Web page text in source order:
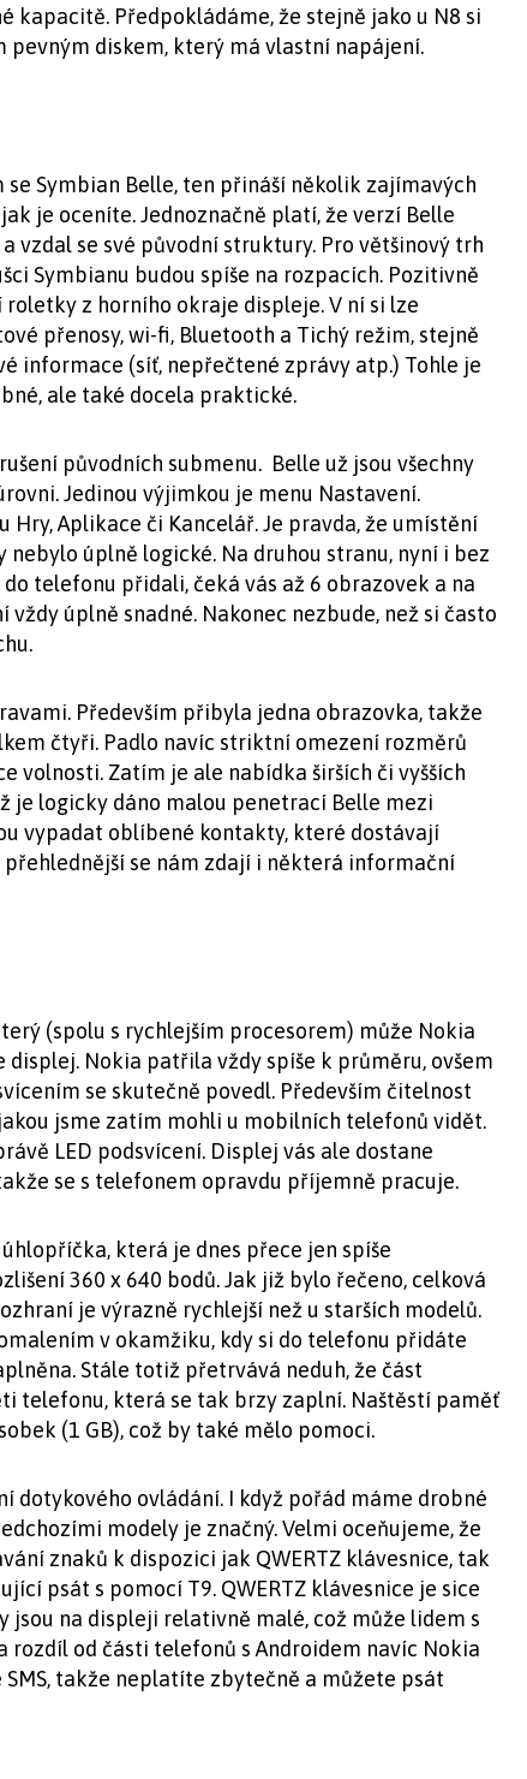
kapacitě. Předpokládáme, že stejně jako u N8 si
diskem, který má vlastní napájení.
Symbian Belle, ten přináší několik zajímavých
je oceníte. Jednoznačně platí, že verzí Belle
vzdal se své původní struktury. Pro většinový trh
Symbianu budou spíše na rozpacích. Pozitivně
z horního okraje displeje. V ní si lze
přenosy, wi-fi, Bluetooth a Tichý režim, stejně
informace (síť, nepřečtené zprávy atp.) Tohle je
ale také docela praktické.
původních submenu. Belle už jsou všechny
Jedinou výjimkou je menu Nastavení.
Aplikace či Kancelář. Je pravda, že umístění
úplně logické. Na druhou stranu, nyní i bez
telefonu přidali, čeká vás až 6 obrazovek a na
úplně snadné. Nakonec nezbude, než si často
Především přibyla jedna obrazovka, takže
čtyři. Padlo navíc striktní omezení rozměrů
volnosti. Zatím je ale nabídka širších či vyšších
je logicky dáno malou penetrací Belle mezi
vypadat oblíbené kontakty, které dostávají
se nám zdají i některá informační
(spolu s rychlejším procesorem) může Nokia
Nokia patřila vždy spíše k průměru, ovšem
se skutečně povedl. Především čitelnost
jsme zatím mohli u mobilních telefonů vidět.
LED podsvícení. Displej vás ale dostane
se s telefonem opravdu příjemně pracuje.
která je dnes přece jen spíše
360 x 640 bodů. Jak již bylo řečeno, celková
je výrazně rychlejší než u starších modelů.
v okamžiku, kdy si do telefonu přidáte
Stále totiž přetrvává neduh, že část
telefonu, která se tak brzy zaplní. Naštěstí paměť
(1 GB), což by také mělo pomoci.
dotykového ovládání. I když pořád máme drobné
modely je značný. Velmi oceňujeme, že
znaků k dispozici jak QWERTZ klávesnice, tak
psát s pomocí T9. QWERTZ klávesnice je sice
jsou na displeji relativně malé, což může lidem s
od části telefonů s Androidem navíc Nokia
takže neplatíte zbytečně a můžete psát